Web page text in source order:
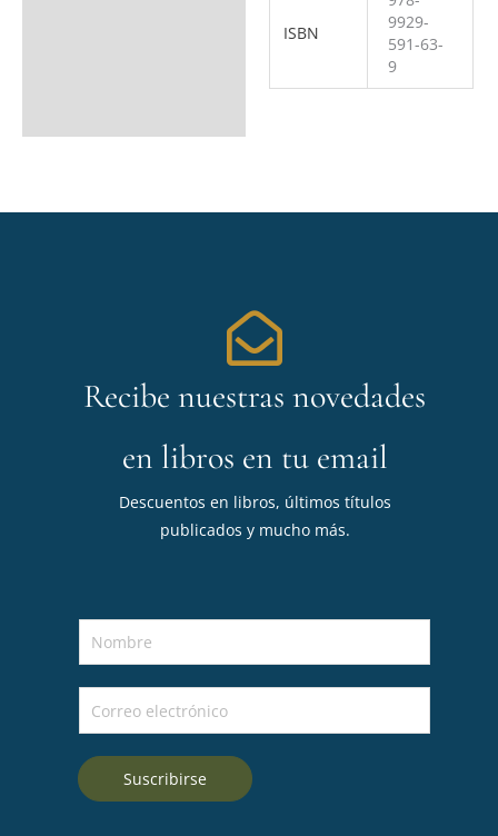
ISBN
9929-
591-63-
9
Recibe nuestras novedades
en libros en tu email
Descuentos en libros, últimos títulos
publicados y mucho más.
o
m
e
*
o
r
Suscribirse